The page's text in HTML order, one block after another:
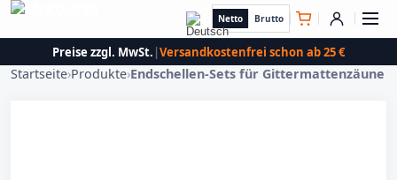
Netto Brutto
Preise zzgl. MwSt. |Versandkostenfrei schon ab 25 €
Startseite›Produkte›Endschellen-Sets für Gittermattenzäune